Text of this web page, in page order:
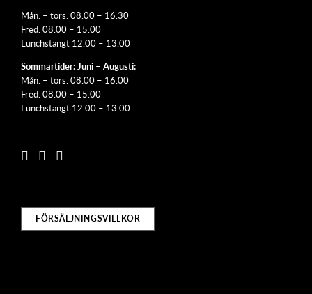
Mån. – tors. 08.00 – 16.30
Fred. 08.00 – 15.00
Lunchstängt 12.00 – 13.00
Sommartider: Juni – Augusti:
Mån. – tors. 08.00 – 16.00
Fred. 08.00 – 15.00
Lunchstängt 12.00 – 13.00
FÖRSÄLJNINGSVILLKOR